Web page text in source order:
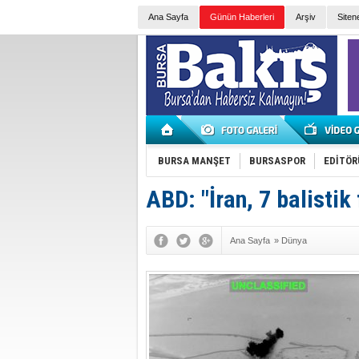
Ana Sayfa Günün Haberleri Arşiv
BURSA MANŞET BURSASPOR
ABD: "İran, 7 balistik
Ana Sayfa » Dünya